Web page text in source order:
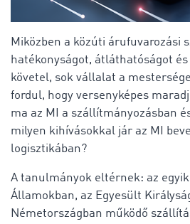
Miközben a közúti árufuvarozási
hatékonyságot, átláthatóságot
követel, sok vállalat a
fordul, hogy versenyképes
ma az MI a szállítmányozásban
milyen kihívásokkal jár az MI
logisztikában?
A tanulmányok eltérnek: az
Államokban, az Egyesült
Németországban működő